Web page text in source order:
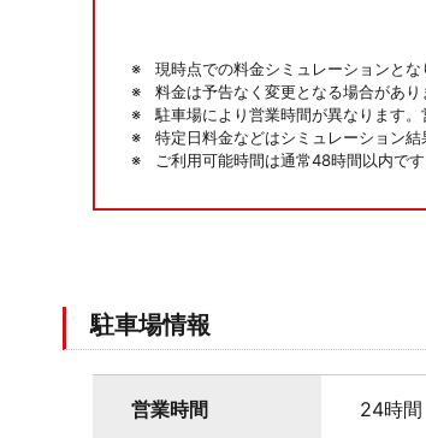
現時点での料金シミュレーションとな
料金は予告なく変更となる場合があり
駐車場により営業時間が異なります
特定日料金などはシミュレーション結
ご利用可能時間は通常48時間以内で
駐車場情報
営業時間 24時間